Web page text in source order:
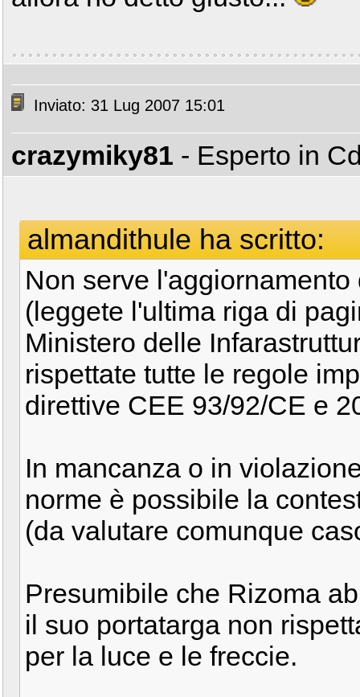
Inviato: 31 Lug 2007 15:01
crazymiky81 - Esperto in
almandithule ha scritto:
Non serve
(leggete l'ultima riga di
Ministero delle
rispettate tutte le regole
direttive CEE 93/92/CE e
In mancanza o in
norme è possibile la
(da valutare comunque
Presumibile che Rizoma
il suo portatarga non
per la luce e le freccie.